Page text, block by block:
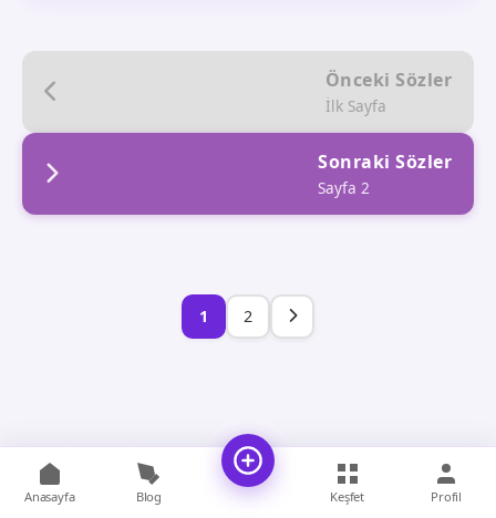
Önceki Sözler
İlk Sayfa
Sonraki Sözler
Sayfa 2
1 2
Anasayfa Blog Keşfet Profil